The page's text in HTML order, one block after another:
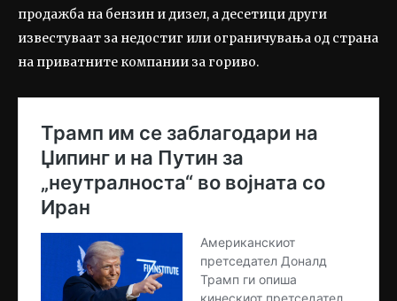
продажба на бензин и дизел, а десетици други
известуваат за недостиг или ограничувања од страна
на приватните компании за гориво.